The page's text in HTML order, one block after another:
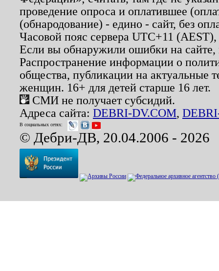
проведение опроса и оплатившее
(обнародование) - едино - сайт, без
Часовой пояс сервера UTC+11
Если вы обнаружили ошибки на
Распространение информации о
общества, публикации на актуальные
женщин. 16+ для детей старше 16 лет.
СМИ не получает субсидий.
Адреса сайта: DEBRI-DV.COM,
В социальных сетях:
© Дебри-ДВ, 20.04.2006 - 2026